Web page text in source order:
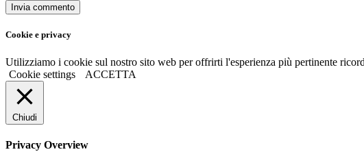
Cookie e privacy
Utilizziamo i cookie sul nostro sito web per offrirti l'esperienza più pertinente
Cookie settings
ACCETTA
Chiudi
Privacy Overview